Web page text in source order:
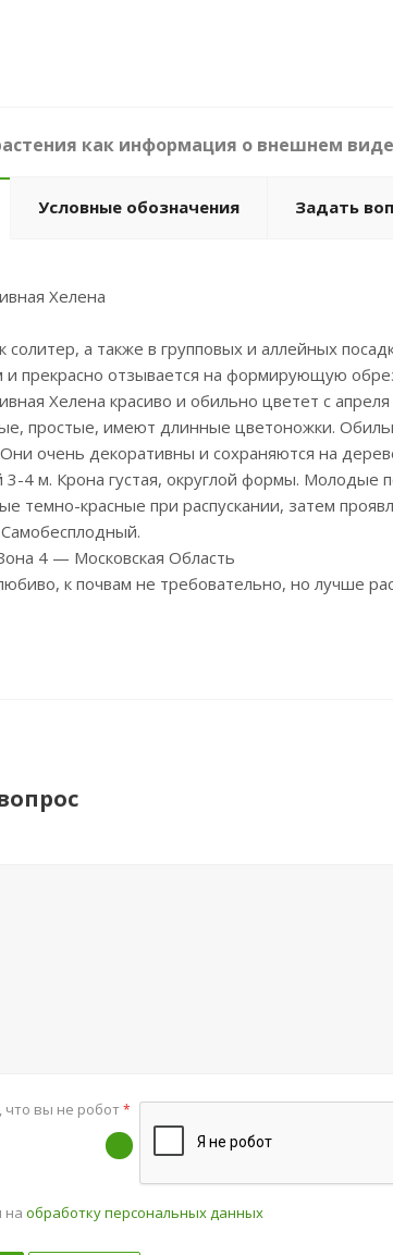
как информация о внешнем
Условные обозначения Задать
Хелена
солитер, а также в групповых и аллейных
прекрасно отзывается на формирующую
Хелена красиво и обильно цветет с
простые, имеют длинные цветоножки.
Они очень декоративны и сохраняются на
4 м. Крона густая, округлой формы. Молодые
темно-красные при распускании, затем
4 — Московская Область
к почвам не требовательно, но лучше
что вы не робот*
на обработку персональных данных